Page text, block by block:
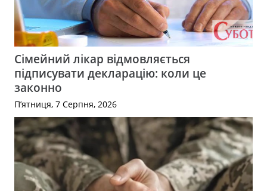
Сімейний лікар відмовляється
підписувати декларацію: коли це
законно
П’ятниця, 7 Серпня, 2026